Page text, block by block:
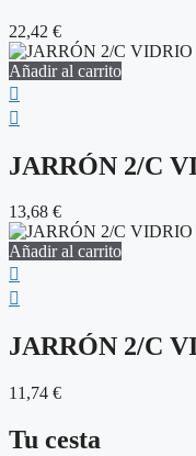
22,42 €
Añadir al carrito
JARRÓN 2/C
13,68 €
Añadir al carrito
JARRÓN 2/C
11,74 €
Tu cesta